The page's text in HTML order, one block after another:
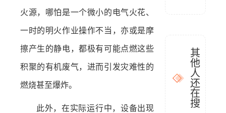
火源，哪怕是一个微小的电气火花、
一时的明火作业操作不当，亦或是摩
擦产生的静电，都极有可能点燃这些
积聚的有机废气，进而引发灾难性的
燃烧甚至爆炸。
此外，在实际运行中，设备出现
其
他
人
还
在
搜